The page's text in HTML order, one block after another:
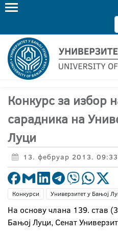
Конкурс за избор
сарадника на
Луци
13. фебруар 2013.
Конкурси Универзитет у Бањој
На основу члана 139. став
Бањој Луци, Сенат